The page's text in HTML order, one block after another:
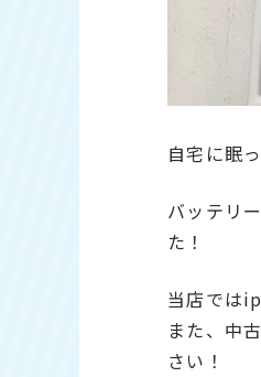
自宅に眠
バッテリ
た！
当店では
また、中
さい！